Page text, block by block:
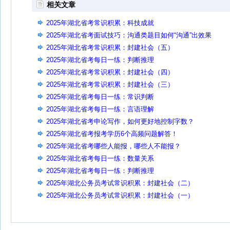
相关文章
2025年湖北省考常识积累：科技成就
2025年湖北省考面试技巧：沟通类题目如何“沟通”出效果
2025年湖北省考常识积累：封建社会（五）
2025年湖北省考每日一练：判断推理
2025年湖北省考常识积累：封建社会（四）
2025年湖北省考常识积累：封建社会（三）
2025年湖北省考每日一练：常识判断
2025年湖北省考每日一练：言语理解
2025年湖北省考申论写作，如何更好地控制字数？
2025年湖北省考报考学历6个高频问题解答！
2025年湖北省考哪些人能报，哪些人不能报？
2025年湖北省考每日一练：数量关系
2025年湖北省考每日一练：判断推理
2025年湖北公务员考试常识积累：封建社会（二）
2025年湖北公务员考试常识积累：封建社会（一）